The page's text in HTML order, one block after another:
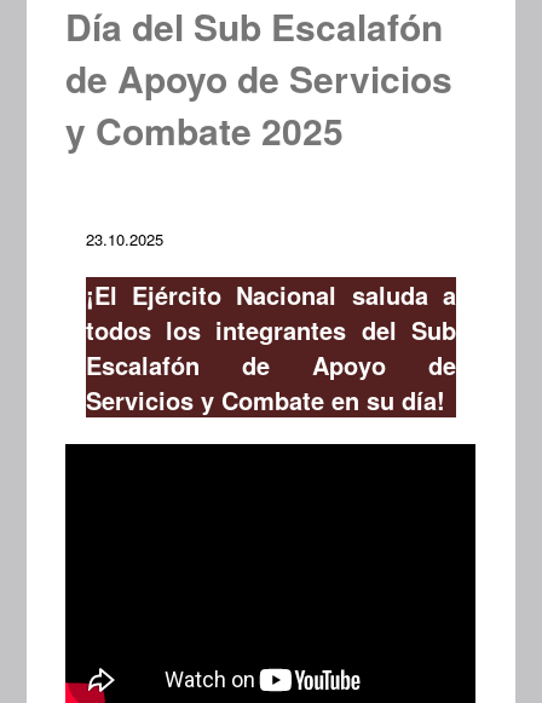
Día del Sub Escalafón
de Apoyo de Servicios
y Combate 2025
23.10.2025
¡El Ejército Nacional saluda a
todos los integrantes del Sub
Escalafón de Apoyo de
Servicios y Combate en su día!